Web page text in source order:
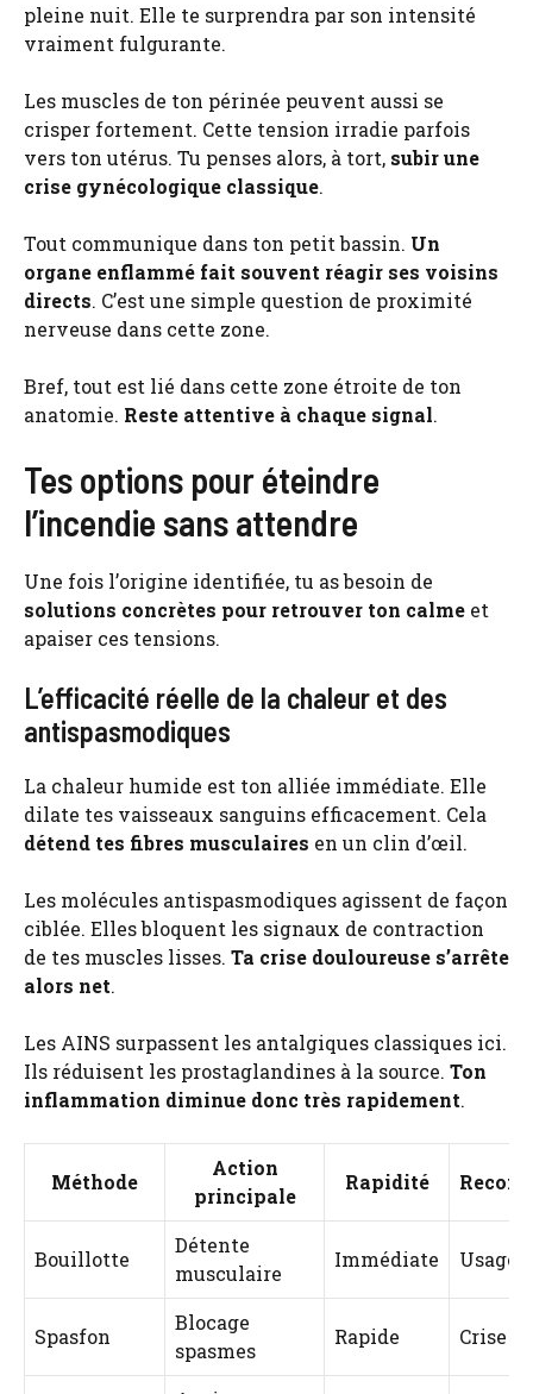
pleine nuit. Elle te surprendra par son intensité
vraiment fulgurante.
Les muscles de ton périnée peuvent aussi se
crisper fortement. Cette tension irradie parfois
vers ton utérus. Tu penses alors, à tort, subir une
crise gynécologique classique.
Tout communique dans ton petit bassin. Un
organe enflammé fait souvent réagir ses voisins
directs. C’est une simple question de proximité
nerveuse dans cette zone.
Bref, tout est lié dans cette zone étroite de ton
anatomie. Reste attentive à chaque signal.
Tes options pour éteindre
l’incendie sans attendre
Une fois l’origine identifiée, tu as besoin de
solutions concrètes pour retrouver ton calme et
apaiser ces tensions.
L’efficacité réelle de la chaleur et des
antispasmodiques
La chaleur humide est ton alliée immédiate. Elle
dilate tes vaisseaux sanguins efficacement. Cela
détend tes fibres musculaires en un clin d’œil.
Les molécules antispasmodiques agissent de façon
ciblée. Elles bloquent les signaux de contraction
de tes muscles lisses. Ta crise douloureuse s’arrête
alors net.
Les AINS surpassent les antalgiques classiques ici.
Ils réduisent les prostaglandines à la source. Ton
inflammation diminue donc très rapidement.
Méthode
Action
principale
Rapidité
Bouillotte
Détente
musculaire
Immédiate Usage
Spasfon
Blocage
spasmes
Rapide Crise